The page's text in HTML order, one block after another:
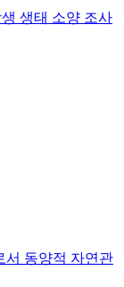
생태 소양 조사
서 동양적 자연관